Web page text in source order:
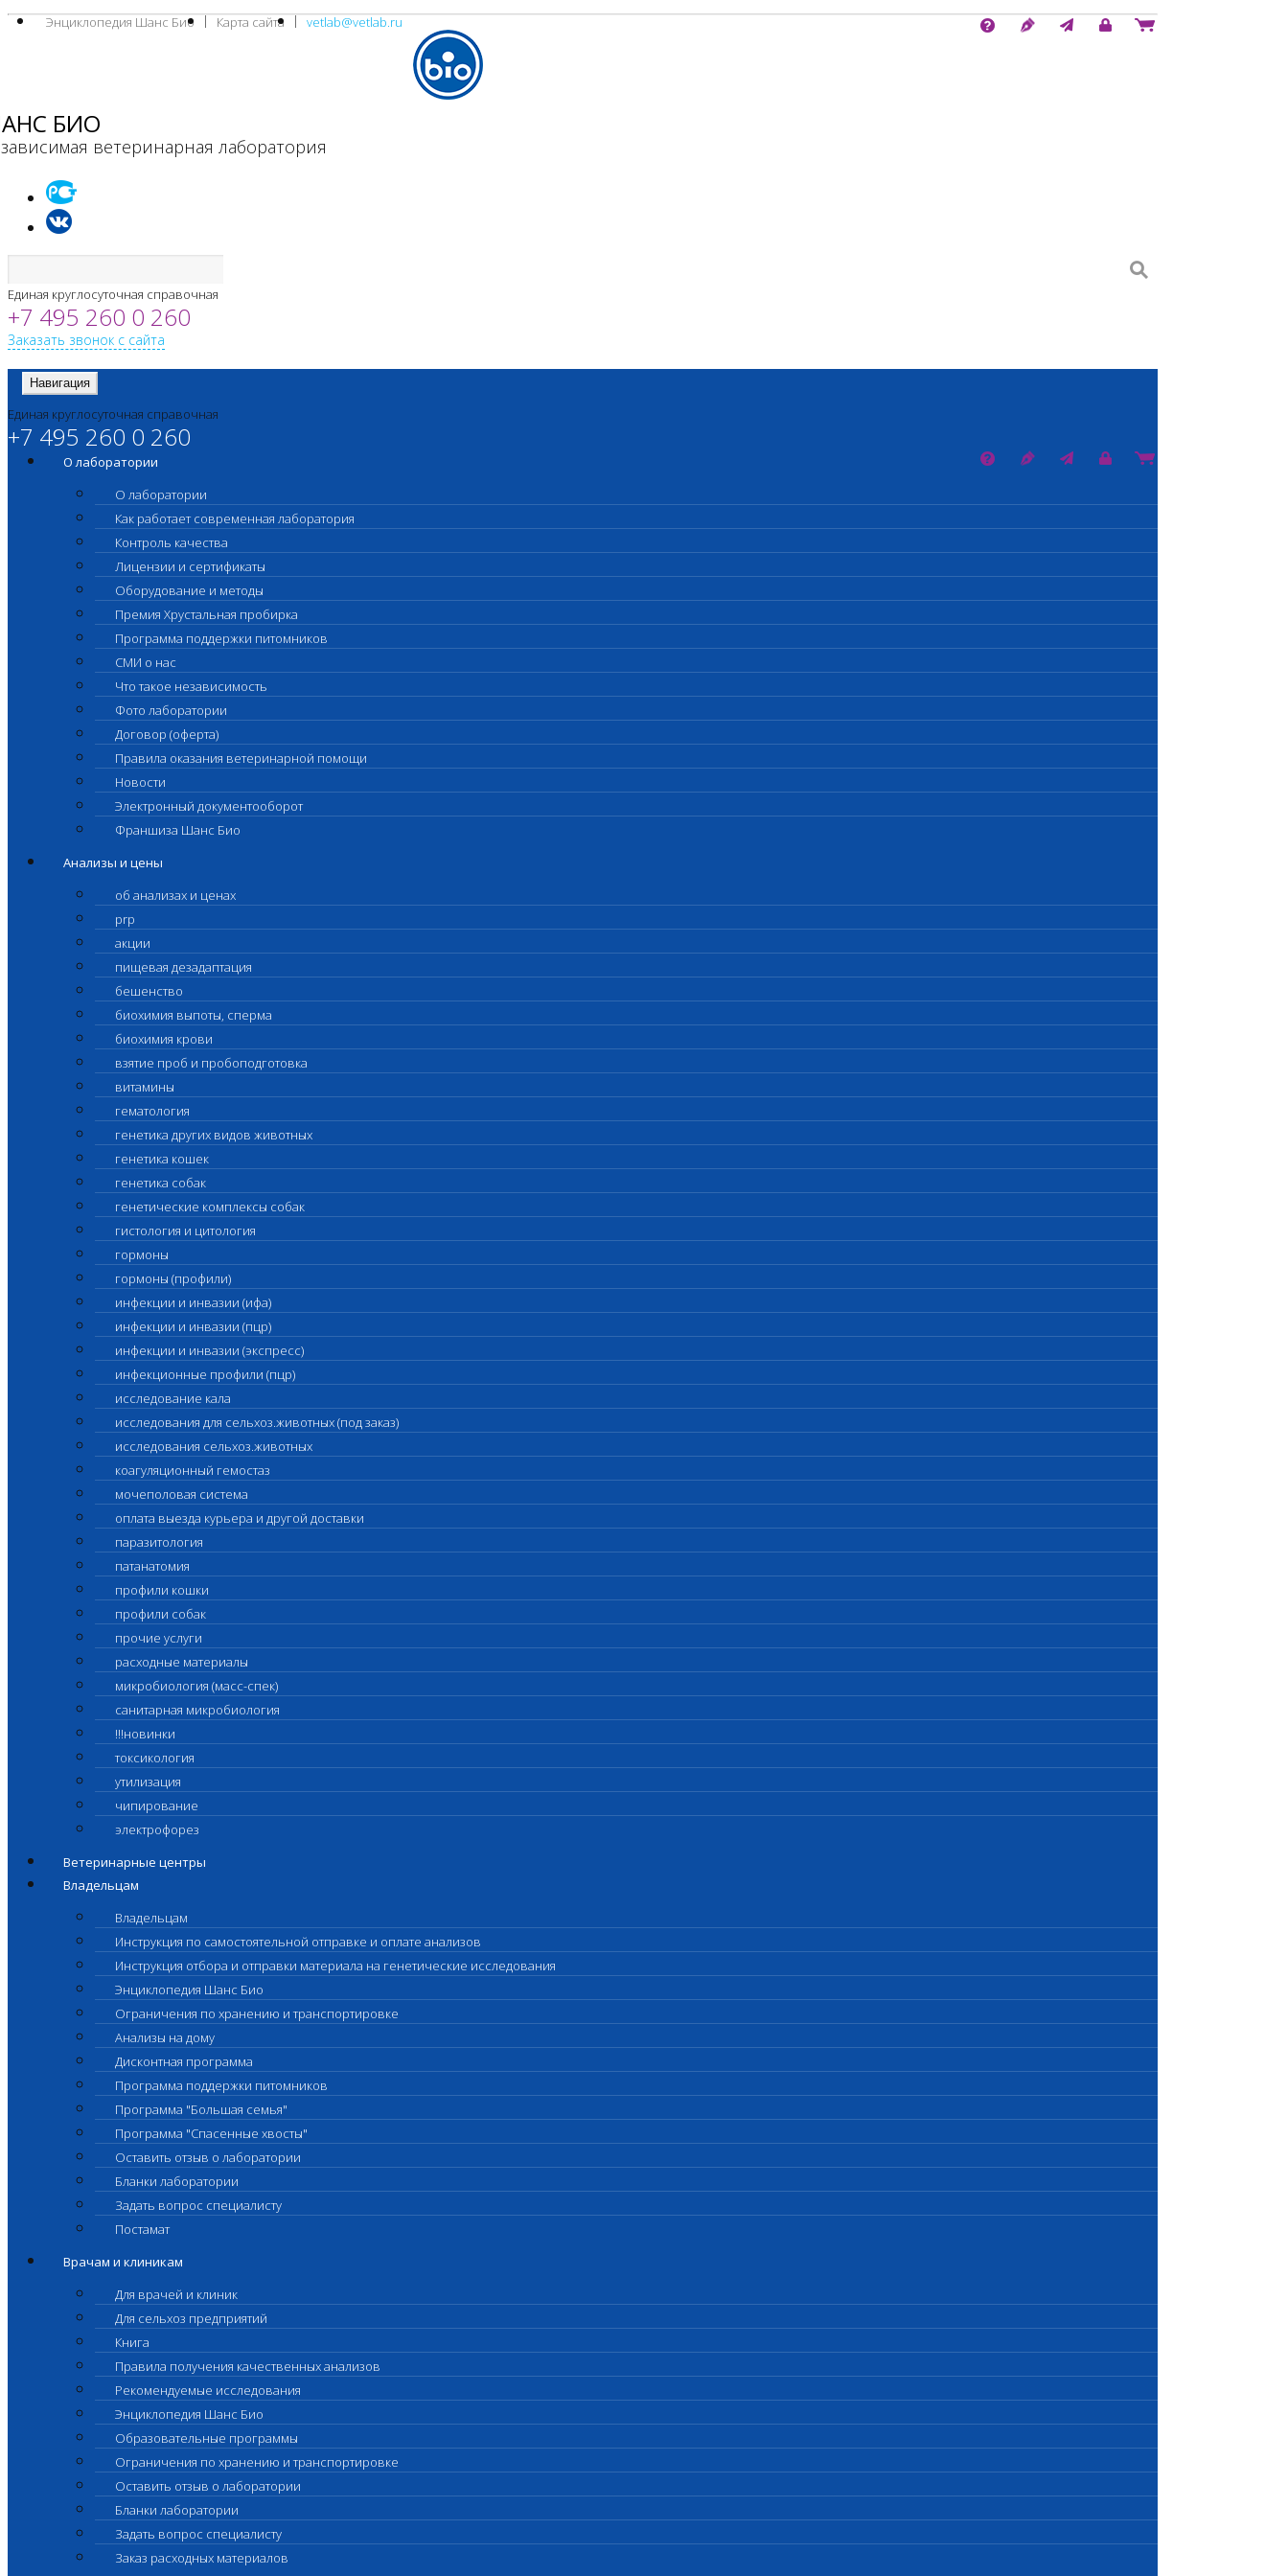
Энциклопедия Шанс Био Карта сайта vetlab@vetlab.ru
БИО
ветеринарная лаборатория
Единая круглосуточная справочная
+7 495 260 0 260
Заказать звонок с сайта
Навигация
Единая круглосуточная справочная
+7 495 260 0 260
О лаборатории
О лаборатории
Как работает современная лаборатория
Контроль качества
Лицензии и сертификаты
Оборудование и методы
Премия Хрустальная пробирка
Программа поддержки питомников
СМИ о нас
Что такое независимость
Фото лаборатории
Договор (оферта)
Правила оказания ветеринарной помощи
Новости
Электронный документооборот
Франшиза Шанс Био
Анализы и цены
об анализах и ценах
prp
акции
пищевая дезадаптация
бешенство
биохимия выпоты, сперма
биохимия крови
взятие проб и пробоподготовка
витамины
гематология
генетика других видов животных
генетика кошек
генетика собак
генетические комплексы собак
гистология и цитология
гормоны
гормоны (профили)
инфекции и инвазии (ифа)
инфекции и инвазии (пцр)
инфекции и инвазии (экспресс)
инфекционные профили (пцр)
исследование кала
исследования для сельхоз.животных (под заказ)
исследования сельхоз.животных
коагуляционный гемостаз
мочеполовая система
оплата выезда курьера и другой доставки
паразитология
патанатомия
профили кошки
профили собак
прочие услуги
расходные материалы
микробиология (масс-спек)
санитарная микробиология
!!!новинки
токсикология
утилизация
чипирование
электрофорез
Ветеринарные центры
Владельцам
Владельцам
Инструкция по самостоятельной отправке и оплате анализов
Инструкция отбора и отправки материала на генетические исследования
Энциклопедия Шанс Био
Ограничения по хранению и транспортировке
Анализы на дому
Дисконтная программа
Программа поддержки питомников
Программа "Большая семья"
Программа "Спасенные хвосты"
Оставить отзыв о лаборатории
Бланки лаборатории
Задать вопрос специалисту
Постамат
Врачам и клиникам
Для врачей и клиник
Для сельхоз предприятий
Книга
Правила получения качественных анализов
Рекомендуемые исследования
Энциклопедия Шанс Био
Образовательные программы
Ограничения по хранению и транспортировке
Оставить отзыв о лаборатории
Бланки лаборатории
Задать вопрос специалисту
Заказ расходных материалов